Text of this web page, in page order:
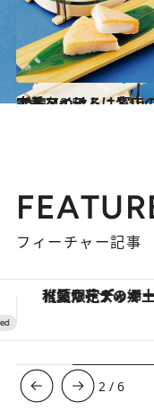
2011.12.5
定番アイテムは名店の品で差をつける：富山
グルメ
フィーチャー記事
ヴァシュロン・コンスタンタン「オーヴァーシーズ・
3 /6